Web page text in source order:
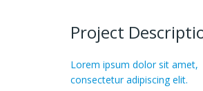
Project
Lorem ipsum dolor sit amet,
consectetur adipiscing elit.